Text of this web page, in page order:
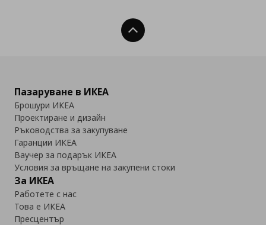
Нагоре
Пазаруване в ИКЕА
Брошури ИКЕА
Проектиране и дизайн
Ръководства за закупуване
Гаранции ИКЕА
Ваучер за подарък ИКЕА
Условия за връщане на закупени стоки
За ИКЕА
Работете с нас
Това е ИКЕА
Пресцентър